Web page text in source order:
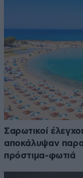
Σαρωτικοί
αποκάλυψαν
πρόστιμα-φωτιά